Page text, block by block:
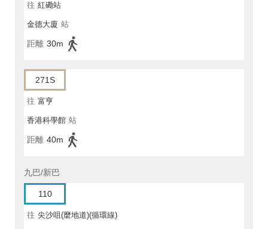
往 紅磡站
金德大廈 站
距離 30m
271S
往 富亨
香港科學館 站
距離 40m
九巴/新巴
110
往 尖沙咀(麼地道)(循環線)